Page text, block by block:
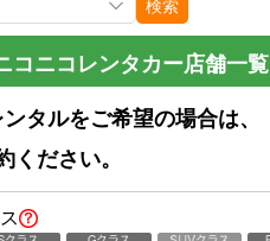
検索
コニコレンタカー店舗一覧
タルをご希望の場合は、
ください。